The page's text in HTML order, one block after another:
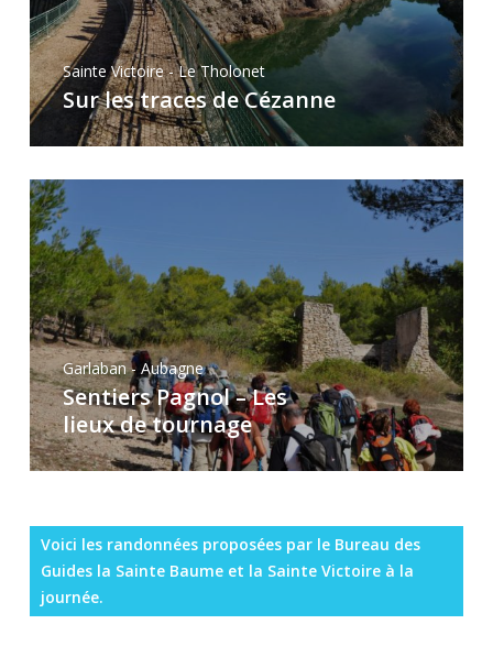
Sainte Victoire - Le Tholonet
Sur les traces de Cézanne
Garlaban - Aubagne
Sentiers Pagnol – Les
lieux de tournage
Voici les randonnées proposées par le Bureau des
Guides la Sainte Baume et la Sainte Victoire à la
journée.